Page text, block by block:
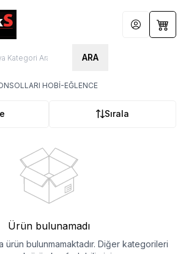
ARA
Hesabım
HOBİ-EĞLENCE
Sırala
Ürün bulunamadı
ürün bulunmamaktadır. Diğer kategorileri